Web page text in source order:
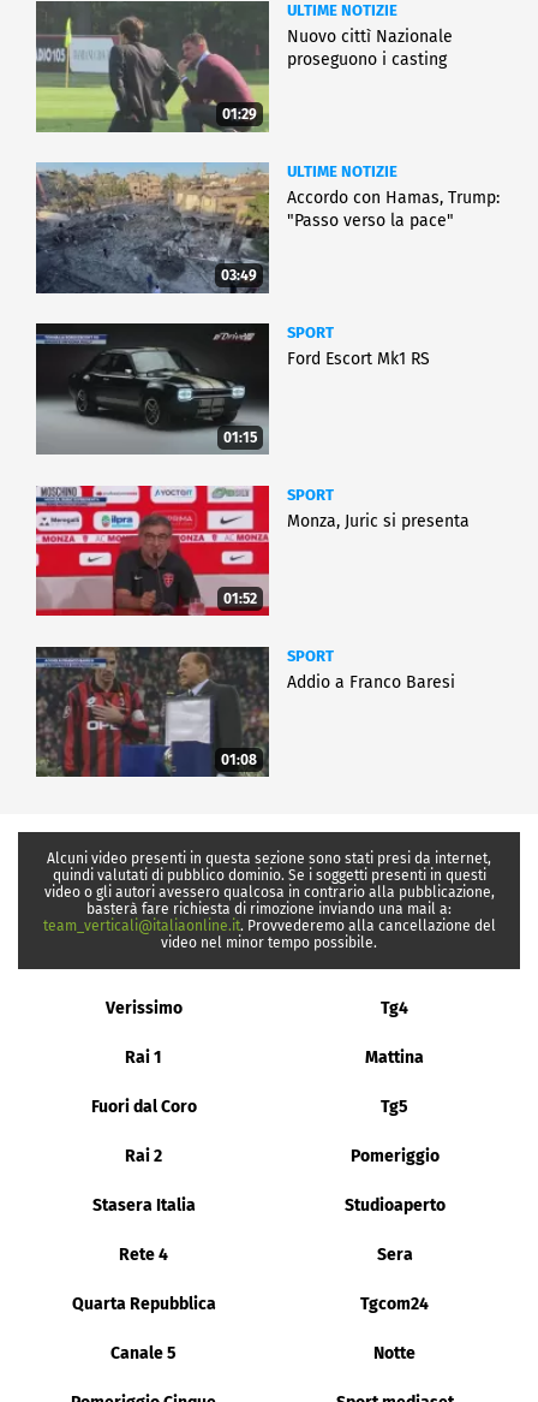
01:29
ULTIME NOTIZIE
Nuovo cittì Nazionale
proseguono i casting
03:49
ULTIME NOTIZIE
Accordo con Hamas, Trump:
"Passo verso la pace"
01:15
SPORT
Ford Escort Mk1 RS
01:52
SPORT
Monza, Juric si presenta
01:08
SPORT
Addio a Franco Baresi
Alcuni video presenti in questa sezione sono stati presi da internet,
quindi valutati di pubblico dominio. Se i soggetti presenti in questi
video o gli autori avessero qualcosa in contrario alla pubblicazione,
basterà fare richiesta di rimozione inviando una mail a:
team_verticali@italiaonline.it. Provvederemo alla cancellazione del
video nel minor tempo possibile.
Verissimo Tg4
Rai 1 Mattina
Fuori dal Coro Tg5
Rai 2 Pomeriggio
Stasera Italia Studioaperto
Rete 4 Sera
Quarta Repubblica Tgcom24
Canale 5 Notte